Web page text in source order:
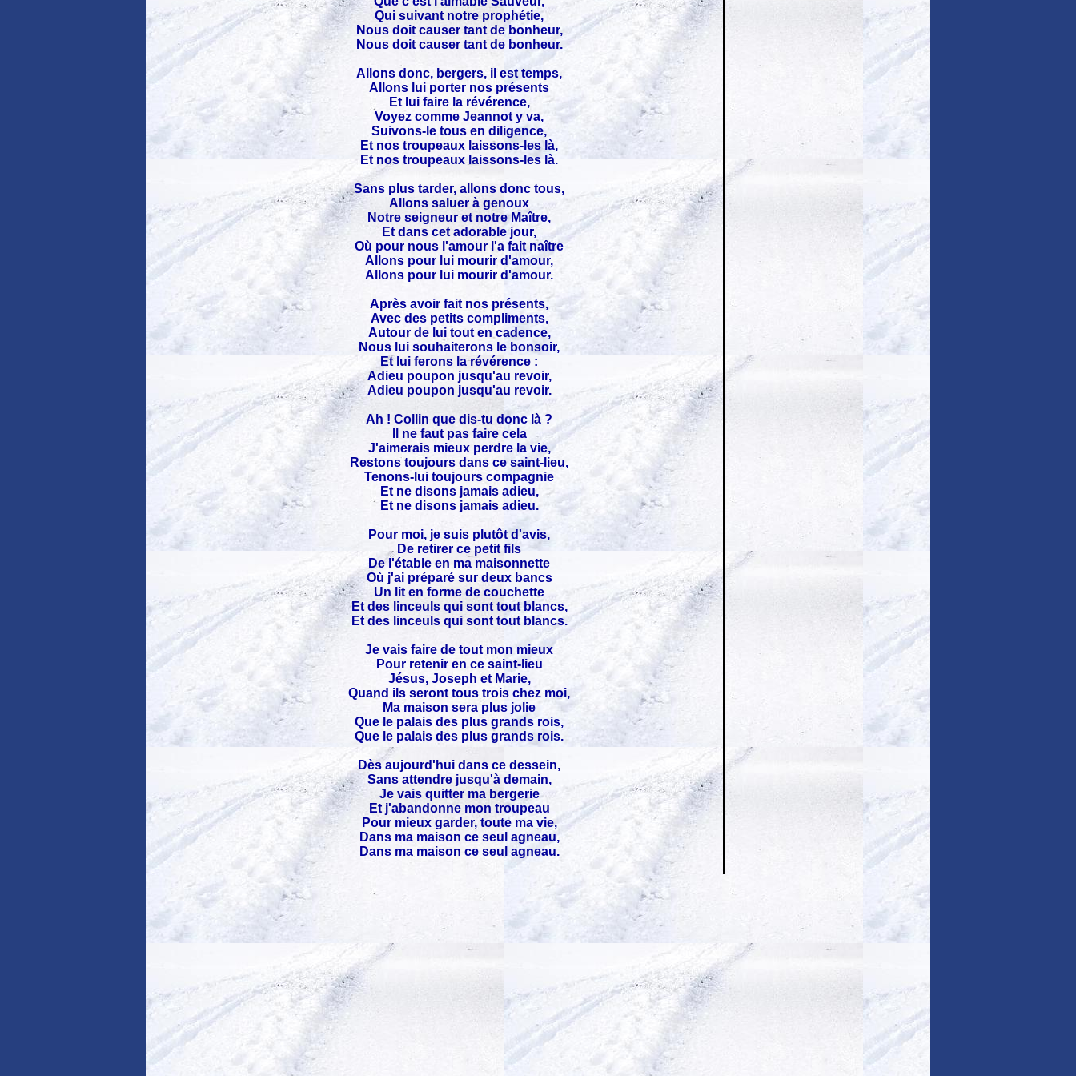
Qui suivant notre prophétie,
Nous doit causer tant de bonheur,
Nous doit causer tant de bonheur.
Allons donc, bergers, il est temps,
Allons lui porter nos présents
Et lui faire la révérence,
Voyez comme Jeannot y va,
Suivons-le tous en diligence,
Et nos troupeaux laissons-les là,
Et nos troupeaux laissons-les là.
Sans plus tarder, allons donc tous,
Allons saluer à genoux
Notre seigneur et notre Maître,
Et dans cet adorable jour,
Où pour nous l'amour l'a fait naître
Allons pour lui mourir d'amour,
Allons pour lui mourir d'amour.
Après avoir fait nos présents,
Avec des petits compliments,
Autour de lui tout en cadence,
Nous lui souhaiterons le bonsoir,
Et lui ferons la révérence :
Adieu poupon jusqu'au revoir,
Adieu poupon jusqu'au revoir.
Ah ! Collin que dis-tu donc là ?
Il ne faut pas faire cela
J'aimerais mieux perdre la vie,
Restons toujours dans ce saint-lieu,
Tenons-lui toujours compagnie
Et ne disons jamais adieu,
Et ne disons jamais adieu.
Pour moi, je suis plutôt d'avis,
De retirer ce petit fils
De l'étable en ma maisonnette
Où j'ai préparé sur deux bancs
Un lit en forme de couchette
Et des linceuls qui sont tout blancs,
Et des linceuls qui sont tout blancs.
Je vais faire de tout mon mieux
Pour retenir en ce saint-lieu
Jésus, Joseph et Marie,
Quand ils seront tous trois chez moi,
Ma maison sera plus jolie
Que le palais des plus grands rois,
Que le palais des plus grands rois.
Dès aujourd'hui dans ce dessein,
Sans attendre jusqu'à demain,
Je vais quitter ma bergerie
Et j'abandonne mon troupeau
Pour mieux garder, toute ma vie,
Dans ma maison ce seul agneau,
Dans ma maison ce seul agneau.